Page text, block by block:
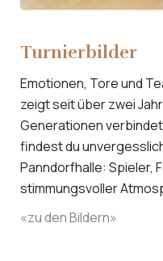
Turnierbilder
Emotionen, Tore und
zeigt seit über zwei
Generationen
findest du
Panndorfhalle: Spieler,
stimmungsvoller
«zu den Bildern»